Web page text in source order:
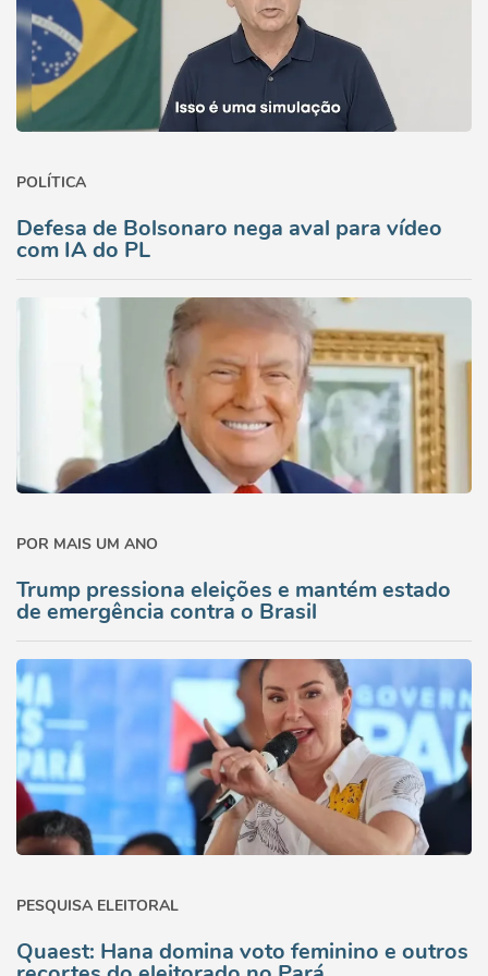
POLÍTICA
Defesa de Bolsonaro nega aval para vídeo
com IA do PL
POR MAIS UM ANO
Trump pressiona eleições e mantém estado
de emergência contra o Brasil
PESQUISA ELEITORAL
Quaest: Hana domina voto feminino e outros